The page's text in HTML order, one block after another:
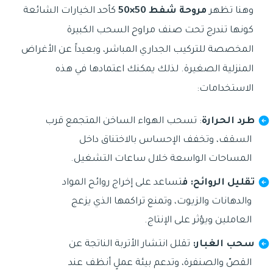
وهنا تظهر مروحة شفط 50×50
كأحد الخيارات الشائعة
كونها تندرج تحت صنف مراوح السحب الكبيرة
المخصصة للتركيب الجداري المباشر، وبعيداً عن الأغراض
المنزلية الصغيرة. لذلك يمكنك اعتمادها في هذه
الاستخدامات:
طرد الحرارة: تسحب الهواء الساخن المتجمع قرب
السقف، وتخفف الإحساس بالاختناق داخل
المساحات الواسعة خلال ساعات التشغيل.
تقليل الروائح: فتساعد على إخراج روائح المواد
والدهانات والزيوت، وتمنع تراكمها الذي يزعج
العاملين ويؤثر على الإنتاج.
سحب الغبار: تقلل انتشار الأتربة الناتجة عن
القصّ والصنفرة، وتدعم بيئة عملٍ أنظف عند